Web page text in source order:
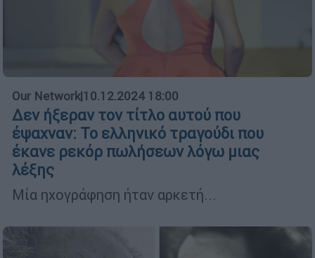
Our Network|10.12.2024 18:00
Δεν ήξεραν τον τίτλο αυτού που
έψαχναν: Το ελληνικό τραγούδι που
έκανε ρεκόρ πωλήσεων λόγω μιας
λέξης
Μία ηχογράφηση ήταν αρκετή...